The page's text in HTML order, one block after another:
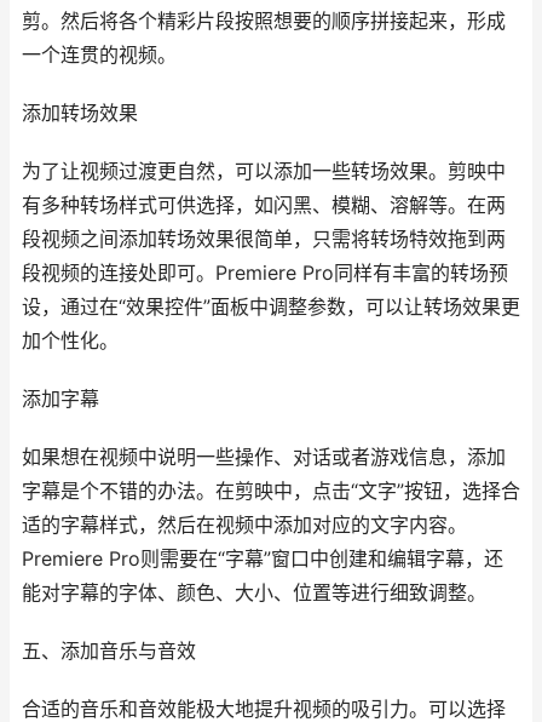
剪。然后将各个精彩片段按照想要的顺序拼接起来，形成
一个连贯的视频。
添加转场效果
为了让视频过渡更自然，可以添加一些转场效果。剪映中
有多种转场样式可供选择，如闪黑、模糊、溶解等。在两
段视频之间添加转场效果很简单，只需将转场特效拖到两
段视频的连接处即可。Premiere Pro同样有丰富的转场预
设，通过在“效果控件”面板中调整参数，可以让转场效果更
加个性化。
添加字幕
如果想在视频中说明一些操作、对话或者游戏信息，添加
字幕是个不错的办法。在剪映中，点击“文字”按钮，选择合
适的字幕样式，然后在视频中添加对应的文字内容。
Premiere Pro则需要在“字幕”窗口中创建和编辑字幕，还
能对字幕的字体、颜色、大小、位置等进行细致调整。
五、添加音乐与音效
合适的音乐和音效能极大地提升视频的吸引力。可以选择